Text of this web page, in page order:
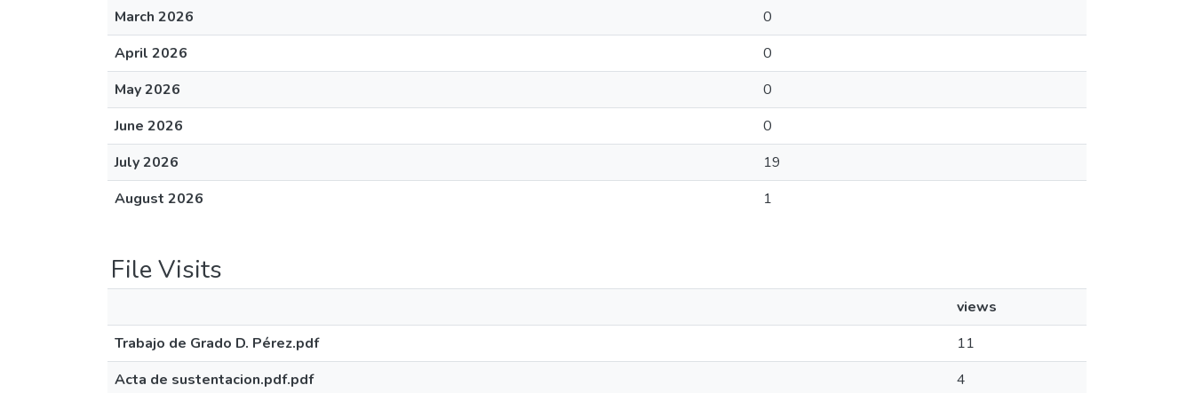
March 2026
0
April 2026
0
May 2026
0
June 2026
0
July 2026
19
August 2026
1
File Visits
views
Trabajo de Grado D. Pérez.pdf
11
Acta de sustentacion.pdf.pdf
4